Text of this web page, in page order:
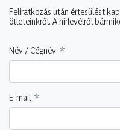
Feliratkozás után értesülést
ötleteinkről. A hírlevélről
Név / Cégnév
E-mail